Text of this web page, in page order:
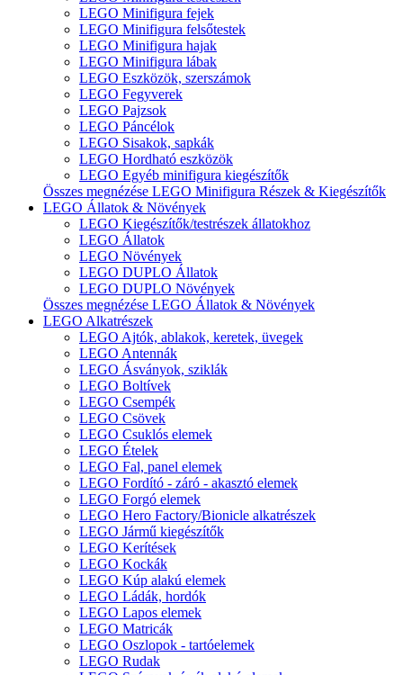
LEGO Minifigura fejek
LEGO Minifigura felsőtestek
LEGO Minifigura hajak
LEGO Minifigura lábak
LEGO Eszközök, szerszámok
LEGO Fegyverek
LEGO Pajzsok
LEGO Páncélok
LEGO Sisakok, sapkák
LEGO Hordható eszközök
LEGO Egyéb minifigura kiegészítők
Összes megnézése LEGO Minifigura Részek & Kiegészítők
LEGO Állatok & Növények
LEGO Kiegészítők/testrészek állatokhoz
LEGO Állatok
LEGO Növények
LEGO DUPLO Állatok
LEGO DUPLO Növények
Összes megnézése LEGO Állatok & Növények
LEGO Alkatrészek
LEGO Ajtók, ablakok, keretek, üvegek
LEGO Antennák
LEGO Ásványok, sziklák
LEGO Boltívek
LEGO Csempék
LEGO Csövek
LEGO Csuklós elemek
LEGO Ételek
LEGO Fal, panel elemek
LEGO Fordító - záró - akasztó elemek
LEGO Forgó elemek
LEGO Hero Factory/Bionicle alkatrészek
LEGO Jármű kiegészítők
LEGO Kerítések
LEGO Kockák
LEGO Kúp alakú elemek
LEGO Ládák, hordók
LEGO Lapos elemek
LEGO Matricák
LEGO Oszlopok - tartóelemek
LEGO Rudak